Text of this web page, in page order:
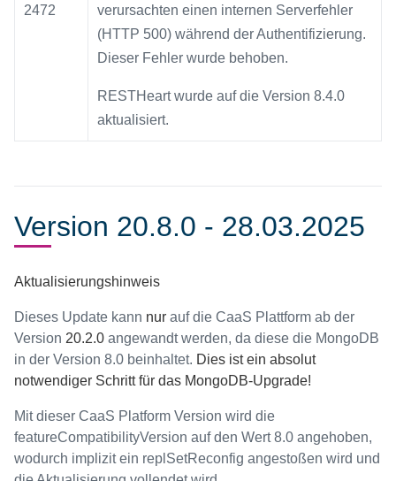
2472
verursachten einen internen Serverfehler
(HTTP 500) während der Authentifizierung.
Dieser Fehler wurde behoben.
RESTHeart wurde auf die Version 8.4.0
aktualisiert.
Version 20.8.0 - 28.03.2025
Aktualisierungshinweis
Dieses Update kann nur auf die CaaS Plattform ab der
Version 20.2.0 angewandt werden, da diese die MongoDB
in der Version 8.0 beinhaltet. Dies ist ein absolut
notwendiger Schritt für das MongoDB-Upgrade!
Mit dieser CaaS Platform Version wird die
featureCompatibilityVersion auf den Wert 8.0 angehoben,
wodurch implizit ein replSetReconfig angestoßen wird und